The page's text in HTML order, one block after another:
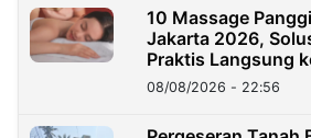
10 Massage
Jakarta 2026,
Praktis Langsung
08/08/2026 - 22:56